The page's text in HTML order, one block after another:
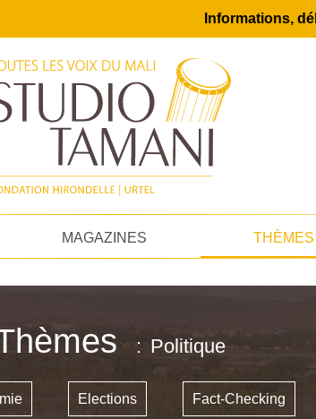
Informations,
MAGAZINES THÈMES
Politique
Elections Fact-Checking